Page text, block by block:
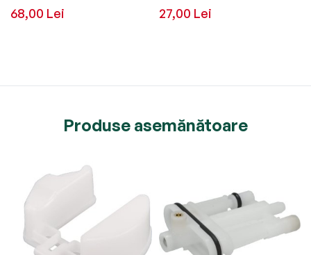
68,00 Lei 27,00 Lei
Produse asemănătoare